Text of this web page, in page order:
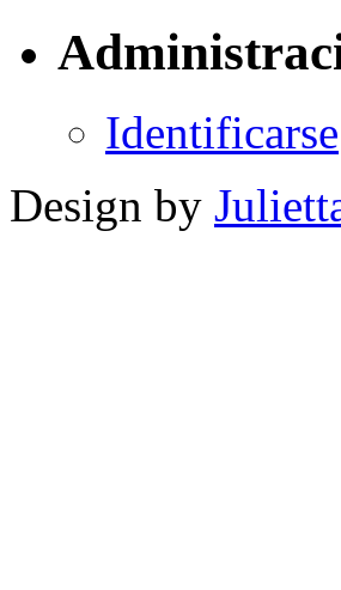
Identificarse
Design by